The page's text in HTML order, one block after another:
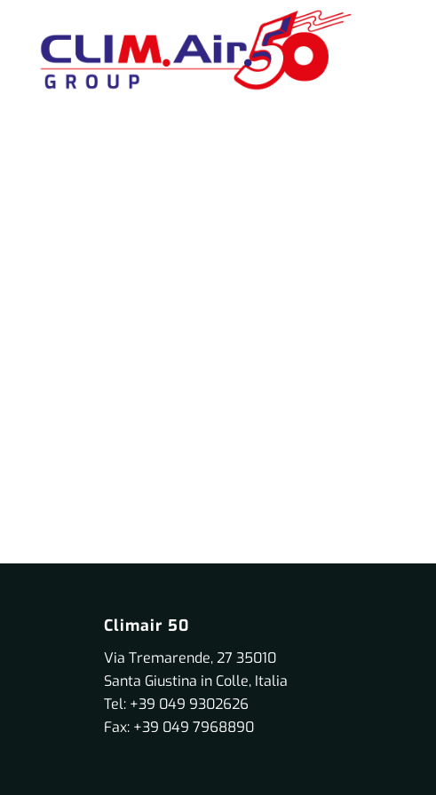
Climair 50
Via Tremarende, 27 35010
Santa Giustina in Colle, Italia
Tel: +39 049 9302626
Fax: +39 049 7968890